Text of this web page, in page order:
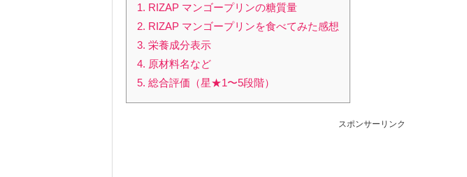
1. RIZAP マンゴープリンの糖質量
2. RIZAP マンゴープリンを食べてみた感想
3. 栄養成分表示
4. 原材料名など
5. 総合評価（星★1〜5段階）
スポンサーリンク